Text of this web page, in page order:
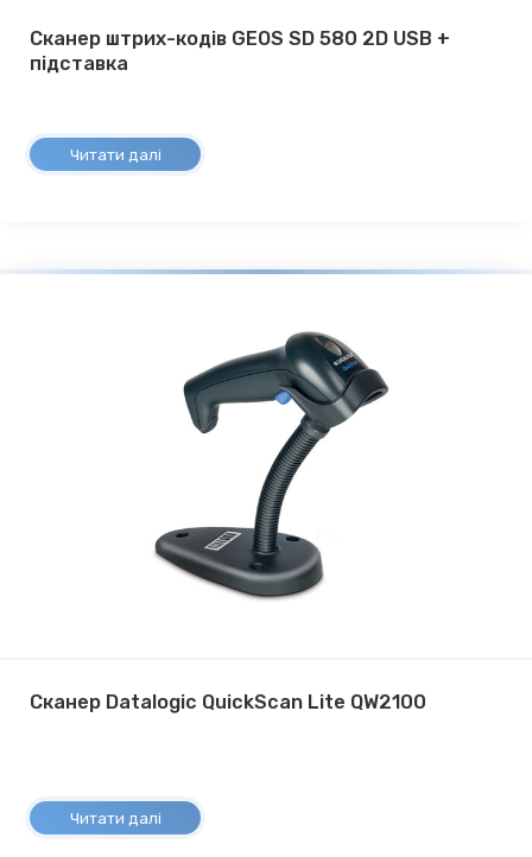
Сканер штрих-кодів GEOS SD 580 2D USB +
підставка
Читати далі
Сканер Datalogic QuickScan Lite QW2100
Читати далі